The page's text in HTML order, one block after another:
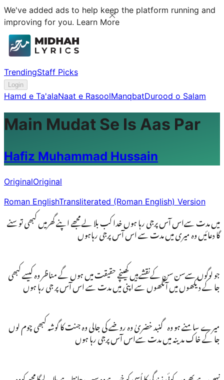
We've added ads to help keep the platform running and
improving for you. Learn More
TrendingStaff Picks
Login
Hamd e Ta'alaNaat e RasoolManqbatDurood o Salam
Main Mudat Se Is Aas Par
Hafiz Muhammad Hussain
OriginalOriginal
Roman EnglishTransliterated (Roman English) Version
میں مدت سےاس آس پرجی رہا ہوں خدا کب بلا لے مجھے اپنے گھرمیں کبھی تو سنے
گا دعائیں وہ میری میں مدت سے اس آس پرجی رہاہوں
جو لوگوں سےسن سن کےنقشےہیں کھینچے حقیقت میں ہوں گے مناظر وہ کیسے کبھی
جا کے دیکھوں میں آنکھوں سے اپنی میں مدت سے اس آس پر جی رہا ہوں
میرے سامنے ہو وہ گنبد خضریٰ وہ روضے کی جالی وہ جنت کا گوشہ کبھی چوم لوں
جا کے خاک مدینہ میں مدت سےاس آس پرجی رہا ہوں